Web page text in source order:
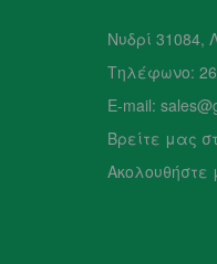
Νυδρί 31084,
Τηλέφωνο:
E-mail:
Βρείτε μας
Ακολουθήστε